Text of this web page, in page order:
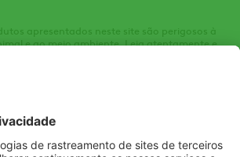
apresentados neste site são perigosos à
e ao meio ambiente. Leia atentamente e
instruções contidas no rótulo, na bula e na
equipamentos de proteção individual.
meramente ilustrativas.